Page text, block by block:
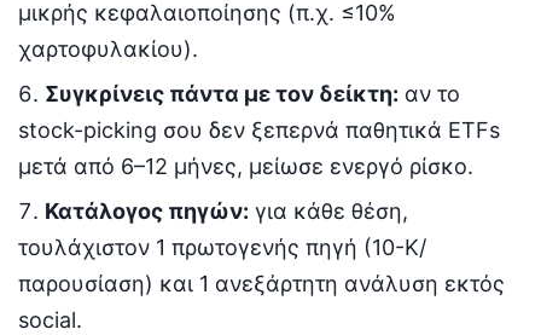
μικρής κεφαλαιοποίησης (π.χ. ≤10%
χαρτοφυλακίου).
Συγκρίνεις πάντα με τον δείκτη: αν το
stock-picking σου δεν ξεπερνά παθητικά ETFs
μετά από 6–12 μήνες, μείωσε ενεργό ρίσκο.
Κατάλογος πηγών: για κάθε θέση,
τουλάχιστον 1 πρωτογενής πηγή (10-K/
παρουσίαση) και 1 ανεξάρτητη ανάλυση εκτός
social.